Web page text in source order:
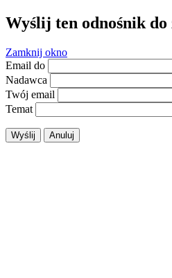
Wyślij ten odnośnik do
Zamknij okno
Email do
Nadawca
Twój email
Temat
Wyślij Anuluj